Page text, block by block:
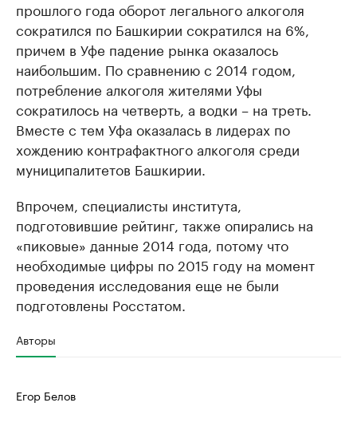
прошлого года оборот легального алкоголя
сократился по Башкирии сократился на 6%,
причем в Уфе падение рынка оказалось
наибольшим. По сравнению с 2014 годом,
потребление алкоголя жителями Уфы
сократилось на четверть, а водки – на треть.
Вместе с тем Уфа оказалась в лидерах по
хождению контрафактного алкоголя среди
муниципалитетов Башкирии.
Впрочем, специалисты института,
подготовившие рейтинг, также опирались на
«пиковые» данные 2014 года, потому что
необходимые цифры по 2015 году на момент
проведения исследования еще не были
подготовлены Росстатом.
Авторы
Егор Белов